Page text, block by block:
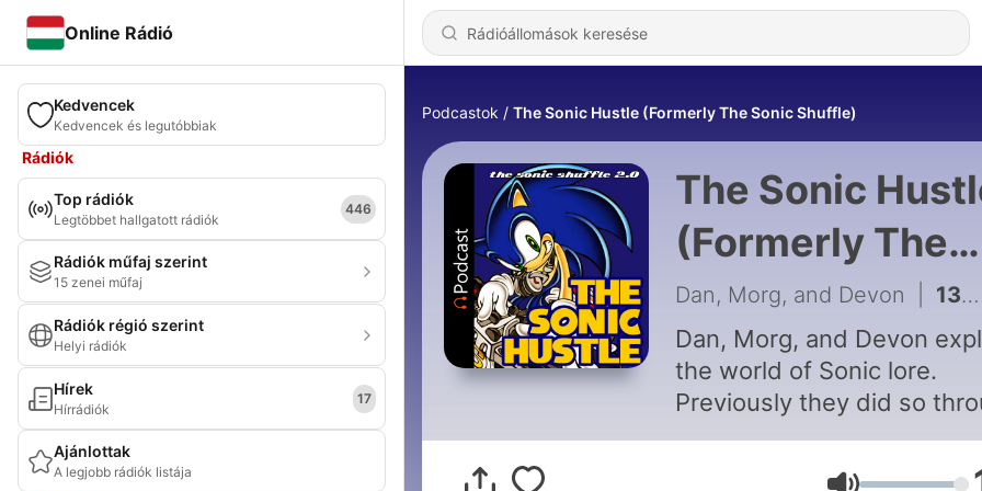
Online Rádió
Kedvencek
Kedvencek és legutóbbiak
Rádiók
Top rádiók
Legtöbbet hallgatott rádiók
446
Rádiók műfaj szerint
15 zenei műfaj
Rádiók régió szerint
Helyi rádiók
Hírek
Hírrádiók
17
Ajánlottak
A legjobb rádiók listája
Podcastok The Sonic Hustle (Formerly The Sonic Shuffle)
The Sonic
(Formerly The
Sonic Shuffle) -
Hallgatás
Dan, Morg, and Devon 134 - Ep.128 – Sonic Advance
Dan, Morg, and Devon
the world of Sonic lore.
Previously they did so
randomly changing what
were talking about each